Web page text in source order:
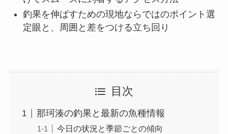
釣果を伸ばすための現地ならではのポイント選
定眼と、周囲と差をつける立ち回り
目次
那珂湊の釣果と最新の魚種情報
今日の状況と季節ごとの傾向